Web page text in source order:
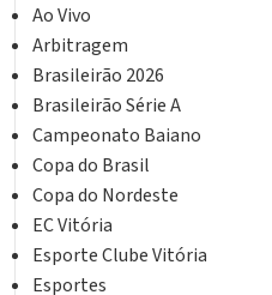
Ao Vivo
Arbitragem
Brasileirão 2026
Brasileirão Série A
Campeonato Baiano
Copa do Brasil
Copa do Nordeste
EC Vitória
Esporte Clube Vitória
Esportes